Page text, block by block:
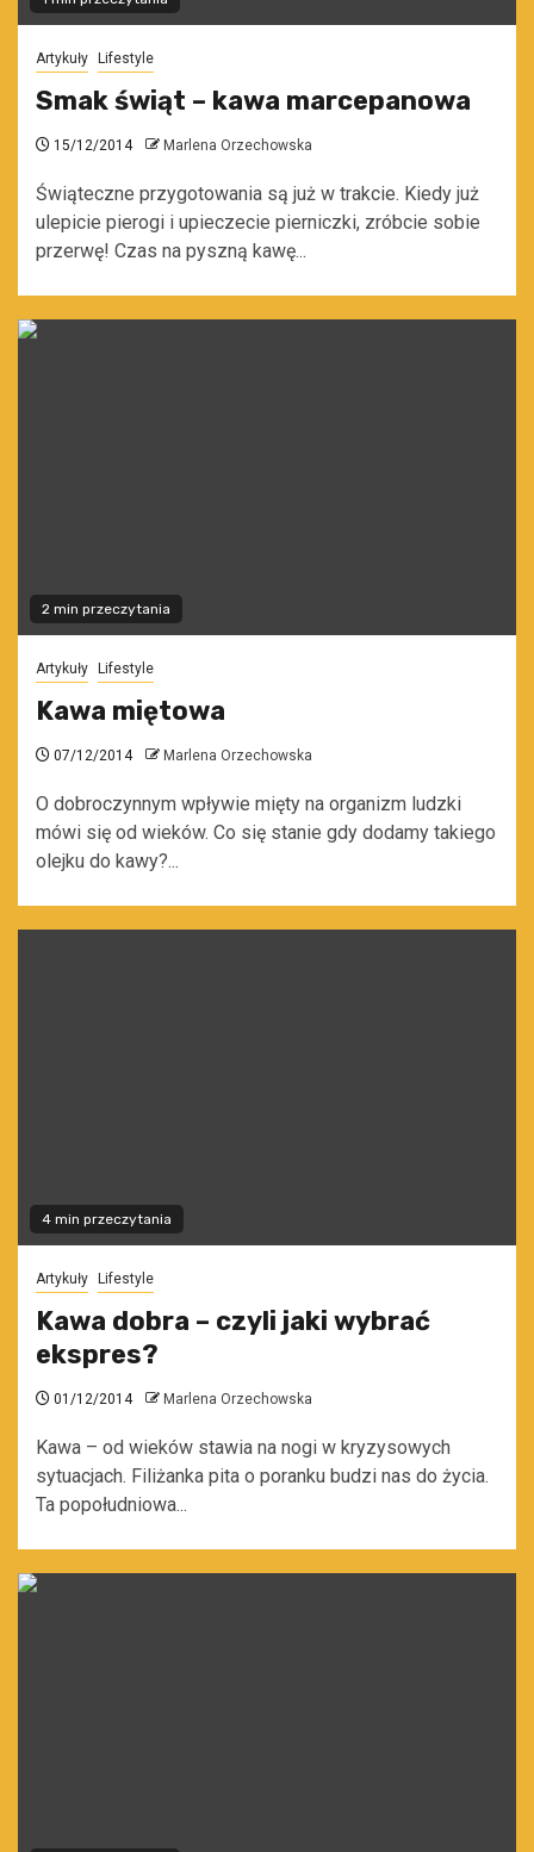
Artykuły Lifestyle
Smak świąt – kawa marcepanowa
15/12/2014 Marlena Orzechowska
Świąteczne przygotowania są już w trakcie. Kiedy już
ulepicie pierogi i upieczecie pierniczki, zróbcie sobie
przerwę! Czas na pyszną kawę...
2 min przeczytania
Artykuły Lifestyle
Kawa miętowa
07/12/2014 Marlena Orzechowska
O dobroczynnym wpływie mięty na organizm ludzki
mówi się od wieków. Co się stanie gdy dodamy takiego
olejku do kawy?...
4 min przeczytania
Artykuły Lifestyle
Kawa dobra – czyli jaki wybrać
ekspres?
01/12/2014 Marlena Orzechowska
Kawa – od wieków stawia na nogi w kryzysowych
sytuacjach. Filiżanka pita o poranku budzi nas do życia.
Ta popołudniowa...